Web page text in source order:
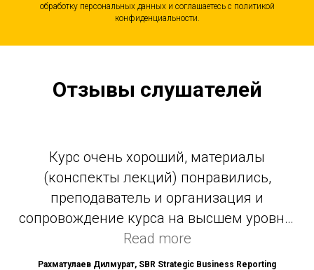
обработку персональных данных и соглашаетесь c политикой
конфиденциальности.
Отзывы слушателей
Курс очень хороший, материалы
(конспекты лекций) понравились,
преподаватель и организация и
сопровождение курса на высшем уровне.
Константин Евгеньевич - профессионал
своего дела, умеет зарядить своей
Read more
Рахматулаев Дилмурат, SBR Strategic Business Reporting